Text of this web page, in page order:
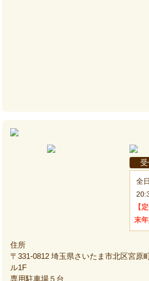
全日
【
末
住所
〒331-0812 埼玉県さいたま市北区宮原
ル1F
専用駐車場５台